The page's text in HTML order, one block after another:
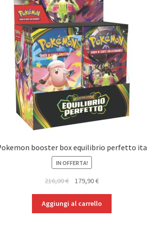
booster box equilibrio perfetto ita
IN OFFERTA!
216,00€
originale
era:
179,90€Il
attuale
è:
Aggiungi al carrello